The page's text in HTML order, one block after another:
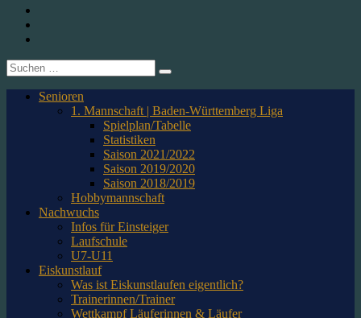
1. CfR Pforzheim 1896 e.V. – Abteilung Eishockey
Suche
nach:
Senioren
1. Mannschaft | Baden-Württemberg Liga
Spielplan/Tabelle
Statistiken
Saison 2021/2022
Saison 2019/2020
Saison 2018/2019
Hobbymannschaft
Nachwuchs
Infos für Einsteiger
Laufschule
U7-U11
Eiskunstlauf
Was ist Eiskunstlaufen eigentlich?
Trainerinnen/Trainer
Wettkampf Läuferinnen & Läufer